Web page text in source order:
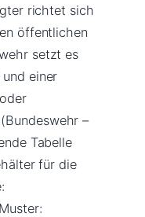
richtet sich
öffentlichen
setzt es
einer
–
Tabelle
für die